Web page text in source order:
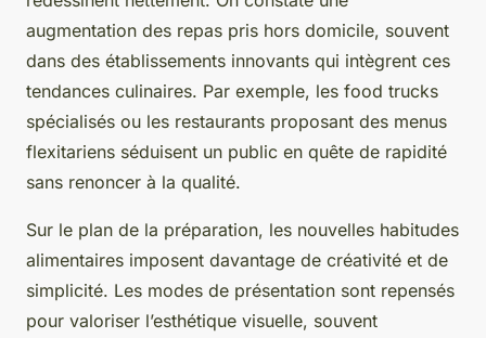
augmentation des repas pris hors domicile, souvent
dans des établissements innovants qui intègrent ces
tendances culinaires. Par exemple, les food trucks
spécialisés ou les restaurants proposant des menus
flexitariens séduisent un public en quête de rapidité
sans renoncer à la qualité.
Sur le plan de la préparation, les nouvelles habitudes
alimentaires imposent davantage de créativité et de
simplicité. Les modes de présentation sont repensés
pour valoriser l’esthétique visuelle, souvent